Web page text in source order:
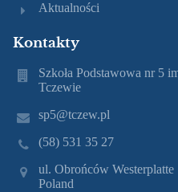
Aktualności
Kontakty
Szkoła Podstawowa nr 5
Tczewie
sp5@tczew.pl
(58) 531 35 27
ul. Obrońców
Poland